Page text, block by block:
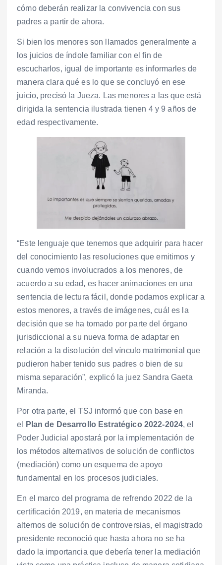
cómo deberán realizar la convivencia con sus
padres a partir de ahora.
Si bien los menores son llamados generalmente a
los juicios de índole familiar con el fin de
escucharlos, igual de importante es informarles de
manera clara qué es lo que se concluyó en ese
juicio, precisó la Jueza. Las menores a las que está
dirigida la sentencia ilustrada tienen 4 y 9 años de
edad respectivamente.
“Este lenguaje que tenemos que adquirir para hacer
del conocimiento las resoluciones que emitimos y
cuando vemos involucrados a los menores, de
acuerdo a su edad, es hacer animaciones en una
sentencia de lectura fácil, donde podamos explicar a
estos menores, a través de imágenes, cuál es la
decisión que se ha tomado por parte del órgano
jurisdiccional a su nueva forma de adaptar en
relación a la disolución del vínculo matrimonial que
pudieron haber tenido sus padres o bien de su
misma separación”, explicó la juez Sandra Gaeta
Miranda.
Por otra parte, el TSJ informó que con base en
el
Plan de Desarrollo Estratégico 2022-2024, el
Poder Judicial apostará por la implementación de
los métodos alternativos de solución de conflictos
(mediación) como un esquema de apoyo
fundamental en los procesos judiciales.
En el marco del programa de refrendo 2022 de la
certificación 2019, en materia de mecanismos
alternos de solución de controversias, el magistrado
presidente reconoció que hasta ahora no se ha
dado la importancia que debería tener la mediación